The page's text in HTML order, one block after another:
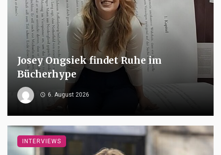
Josey Ongsiek findet Ruhe im
Bücherhype
6. August 2026
INTERVIEWS